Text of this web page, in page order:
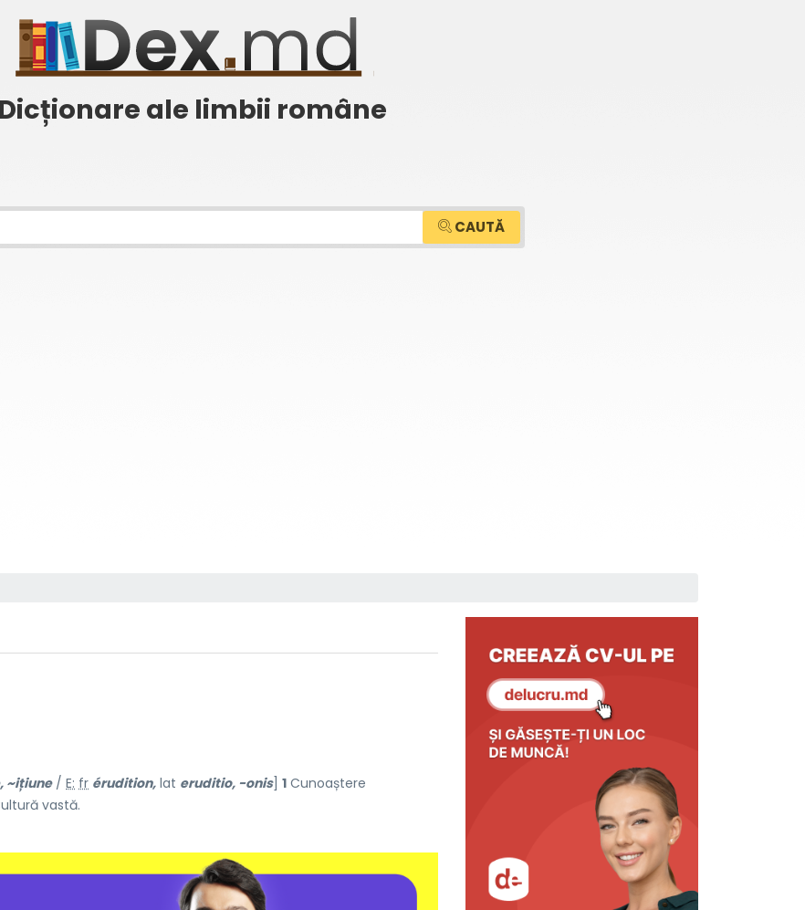
Dicționare ale limbii române
CAUTĂ
~ițiune/ E: fr érudition, lat eruditio, -onis] 1 Cunoaștere
vastă.